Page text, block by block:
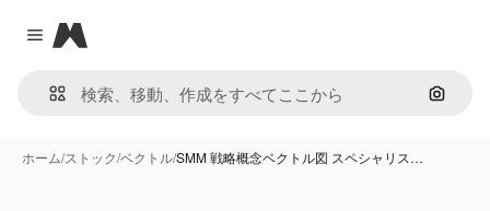
Close menu
Magnific
画像で
ホーム/ストック/ベクトル/SMM 戦略概念ベクトル図 スペシャリス…